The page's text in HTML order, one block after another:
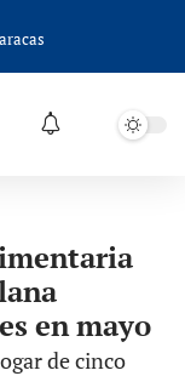
en mayo
de cinco